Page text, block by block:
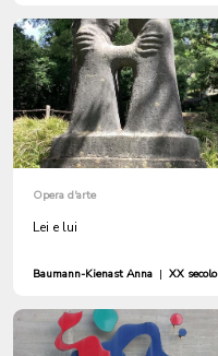
Opera d'arte
Lei e lui
Baumann-Kienast Anna | XX secolo